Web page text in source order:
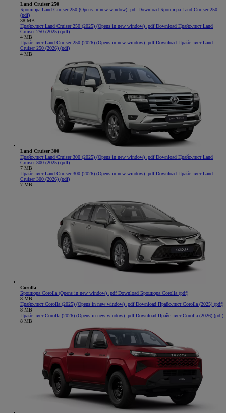
Land Cruiser 250
Брошюра Land Cruiser 250 (Opens in new window) .pdfDownload Брошюра Land Cruiser 250
(pdf)
38 MB
Прайс-лист Land Cruiser 250 (2025) (Opens in new window) .pdfDownload Прайс-лист Land
Cruiser 250 (2025) (pdf)
4 MB
Прайс-лист Land Cruiser 250 (2026) (Opens in new window) .pdfDownload Прайс-лист Land
Cruiser 250 (2026) (pdf)
4 MB
Land Cruiser 300
Прайс-лист Land Cruiser 300 (2025) (Opens in new window) .pdfDownload Прайс-лист Land
Cruiser 300 (2025) (pdf)
7 MB
Прайс-лист Land Cruiser 300 (2026) (Opens in new window) .pdfDownload Прайс-лист Land
Cruiser 300 (2026) (pdf)
7 MB
Corolla
Брошюра Corolla (Opens in new window) .pdfDownload Брошюра Corolla (pdf)
8 MB
Прайс-лист Corolla (2025) (Opens in new window) .pdfDownload Прайс-лист Corolla (2025) (pdf)
8 MB
Прайс-лист Corolla (2026) (Opens in new window) .pdfDownload Прайс-лист Corolla (2026) (pdf)
8 MB